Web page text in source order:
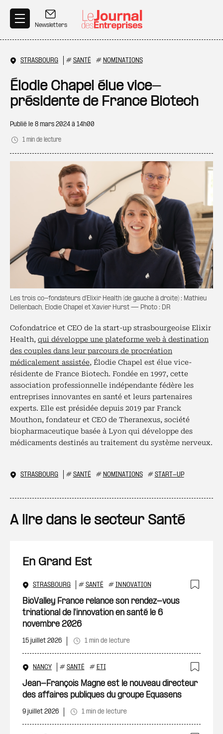
Newsletters
STRASBOURG # SANTÉ # NOMINATIONS
Élodie Chapel élue vice-
présidente de France Biotech
Publié le 8 mars 2024 à 14h00
1 min de lecture
Les trois co-fondateurs d’Elixir Health (de gauche à droite) : Mathieu
Dellenbach, Elodie Chapel et Xavier Hurst — Photo : DR
Cofondatrice et CEO de la start-up strasbourgeoise Elixir
Health, qui développe une plateforme web à destination
des couples dans leur parcours de procréation
médicalement assistée, Élodie Chapel est élue vice-
résidente de France Biotech. Fondée en 1997, cette
association professionnelle indépendante fédère les
entreprises innovantes en santé et leurs partenaires
experts. Elle est présidée depuis 2019 par Franck
Mouthon, fondateur et CEO de Theranexus, société
biopharmaceutique basée à Lyon qui développe des
médicaments destinés au traitement du système nerveux.
STRASBOURG # SANTÉ # NOMINATIONS # START-UP
A lire dans le secteur Santé
En Grand Est
STRASBOURG # SANTÉ # INNOVATION
BioValley France relance son rendez-vous
trinational de l'innovation en santé le 6
novembre 2026
15 juillet 2026 1 min de lecture
NANCY # SANTÉ # ETI
Jean-François Magne est le nouveau directeur
des affaires publiques du groupe Equasens
9 juillet 2026 1 min de lecture